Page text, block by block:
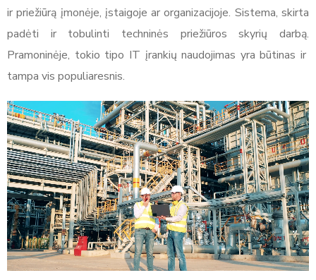
ir priežiūrą įmonėje, įstaigoje ar organizacijoje. Sistema, skirta
padėti ir tobulinti techninės priežiūros skyrių darbą.
Pramoninėje, tokio tipo IT įrankių naudojimas yra būtinas ir
tampa vis populiaresnis.